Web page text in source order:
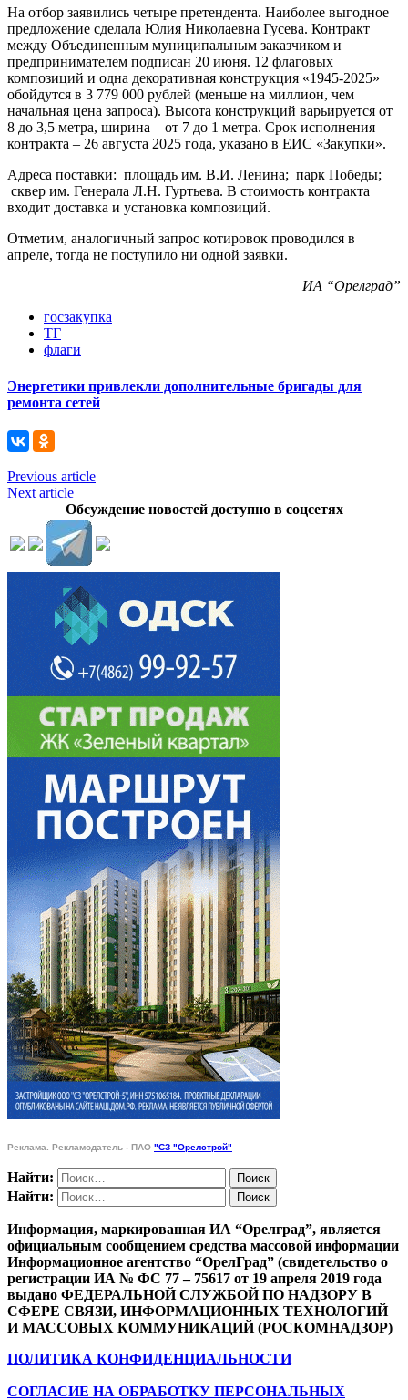
На отбор заявились четыре претендента. Наиболее выгодное
предложение сделала Юлия Николаевна Гусева. Контракт
между Объединенным муниципальным заказчиком и
предпринимателем подписан 20 июня. 12 флаговых
композиций и одна декоративная конструкция «1945-2025»
обойдутся в 3 779 000 рублей (меньше на миллион, чем
начальная цена запроса). Высота конструкций варьируется от
8 до 3,5 метра, ширина – от 7 до 1 метра. Срок исполнения
контракта – 26 августа 2025 года, указано в ЕИС «Закупки».
Адреса поставки: площадь им. В.И. Ленина; парк Победы;
сквер им. Генерала Л.Н. Гуртьева. В стоимость контракта
входит доставка и установка композиций.
Отметим, аналогичный запрос котировок проводился в
апреле, тогда не поступило ни одной заявки.
ИА “Орелград”
госзакупка
ТГ
флаги
Энергетики привлекли дополнительные бригады для
ремонта сетей
Previous article
Next article
Обсуждение новостей доступно в соцсетях
Реклама. Рекламодатель - ПАО "СЗ "Орелстрой"
Найти:
Найти:
Информация, маркированная ИА “Орелград”, является
официальным сообщением средства массовой информации
Информационное агентство “ОрелГрад” (свидетельство о
регистрации ИА № ФС 77 – 75617 от 19 апреля 2019 года
выдано ФЕДЕРАЛЬНОЙ СЛУЖБОЙ ПО НАДЗОРУ В
СФЕРЕ СВЯЗИ, ИНФОРМАЦИОННЫХ ТЕХНОЛОГИЙ
И МАССОВЫХ КОММУНИКАЦИЙ (РОСКОМНАДЗОР)
ПОЛИТИКА КОНФИДЕНЦИАЛЬНОСТИ
СОГЛАСИЕ НА ОБРАБОТКУ ПЕРСОНАЛЬНЫХ